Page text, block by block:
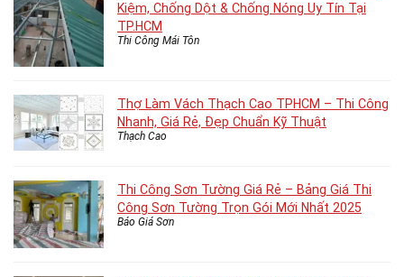
Kiệm, Chống Dột & Chống Nóng Uy Tín Tại
TP.HCM
Thi Công Mái Tôn
Thợ Làm Vách Thạch Cao TPHCM – Thi Công
Nhanh, Giá Rẻ, Đẹp Chuẩn Kỹ Thuật
Thạch Cao
Thi Công Sơn Tường Giá Rẻ – Bảng Giá Thi
Công Sơn Tường Trọn Gói Mới Nhất 2025
Báo Giá Sơn